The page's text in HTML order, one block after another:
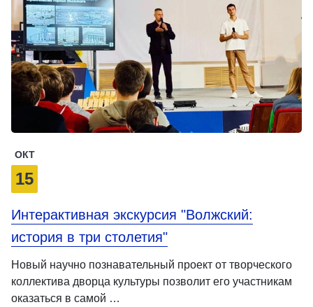
ОКТ
15
Интерактивная экскурсия "Волжский:
история в три столетия"
Новый научно познавательный проект от творческого
коллектива дворца культуры позволит его участникам
оказаться в самой …